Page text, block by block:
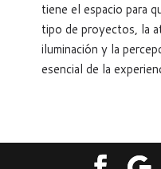
tiene el espacio para
tipo de proyectos, la
iluminación y la
esencial de la